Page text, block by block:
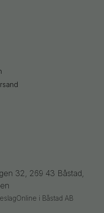
32, 269 43 Båstad,
i Båstad AB